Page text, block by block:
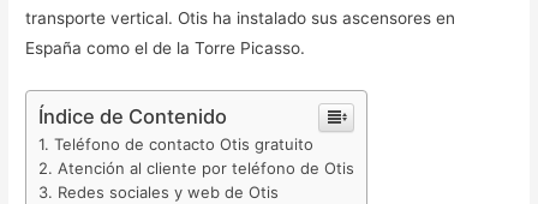
transporte vertical. Otis ha instalado sus ascensores en
España como el de la Torre Picasso.
Índice de Contenido
Teléfono de contacto Otis gratuito
Atención al cliente por teléfono de Otis
Redes sociales y web de Otis